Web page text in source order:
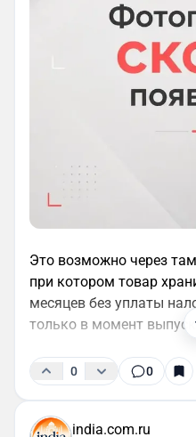
Это возможно через
при котором товар
месяцев без уплаты
только в момент
0 0
india.com.ru